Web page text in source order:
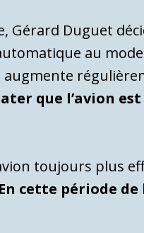
Gérard Duguet
au mode
augmente
que l’avion
toujours plus
En cette période de